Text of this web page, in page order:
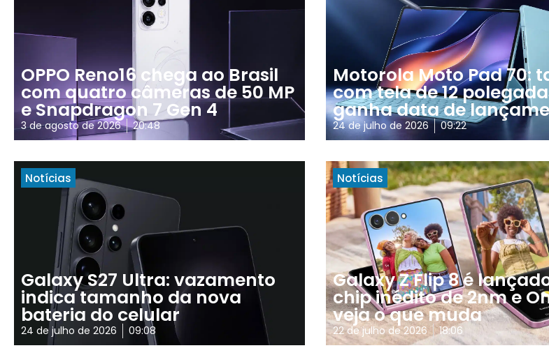
OPPO Reno16 chega ao Brasil
com quatro câmeras de 50 MP
e Snapdragon 7 Gen 4
3 de agosto de 2026 20:48
Motorola Moto Pad 70:
com tela de 12
ganha data de
24 de julho de 2026 09:22
Notícias
Galaxy S27 Ultra: vazamento
indica tamanho da nova
bateria do celular
24 de julho de 2026 09:08
Notícias
Galaxy Z Flip 8 é
chip inédito de 2nm e
veja o que muda
22 de julho de 2026 18:06